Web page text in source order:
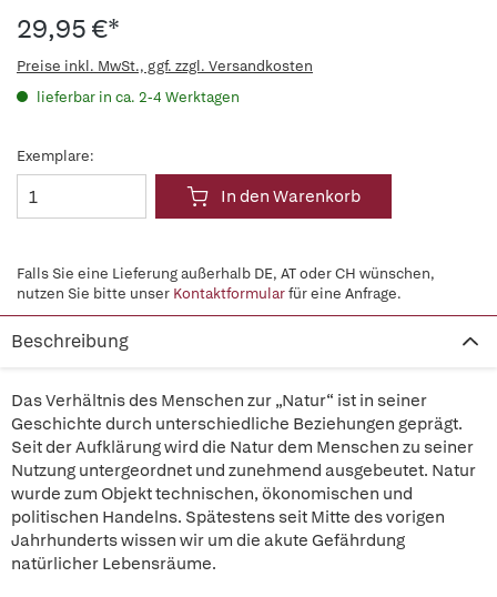
29,95 €*
Preise inkl. MwSt., ggf. zzgl. Versandkosten
lieferbar in ca. 2-4 Werktagen
Exemplare:
In den Warenkorb
Falls Sie eine Lieferung außerhalb DE, AT oder CH wünschen,
nutzen Sie bitte unser Kontaktformularfür eine Anfrage.
Beschreibung
Das Verhältnis des Menschen zur „Natur“ ist in seiner
Geschichte durch unterschiedliche Beziehungen geprägt.
Seit der Aufklärung wird die Natur dem Menschen zu seiner
Nutzung untergeordnet und zunehmend ausgebeutet. Natur
wurde zum Objekt technischen, ökonomischen und
politischen Handelns. Spätestens seit Mitte des vorigen
Jahrhunderts wissen wir um die akute Gefährdung
natürlicher Lebensräume.